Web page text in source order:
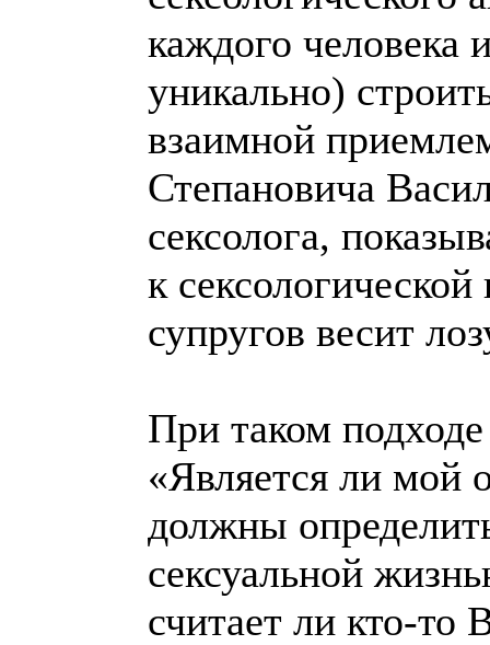
каждого человека
уникально)
взаимной
Степановича
сексолога,
к
супругов весит
При таком
«Является ли мой
должны
сексуальной
считает ли кто-